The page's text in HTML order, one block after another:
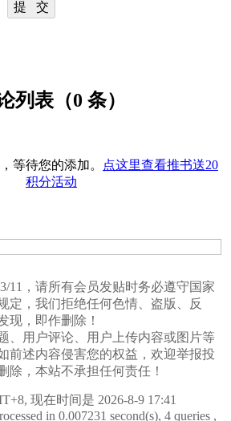
列表（0 条）
等待您的添加。
点这里查看推书送20
积分活动
11，请所有会员发贴时务必遵守国家
定，我们拒绝任何色情、盗版、反
现，即作删除！
、用户评论、用户上传内容或图片等
前述内容侵害您的权益，欢迎举报投
除，本站不承担任何责任！
现在时间是 2026-8-9 17:41
in 0.007231 second(s), 4 queries ,